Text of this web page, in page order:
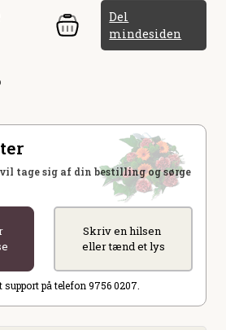
Del
mindesiden
tage sig af din bestilling og sørge
Skriv en hilsen
eller tænd et lys
på telefon 9756 0207.